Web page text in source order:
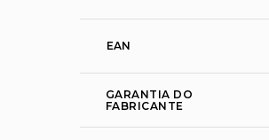
EAN
GARANTIA DO
FABRICANTE